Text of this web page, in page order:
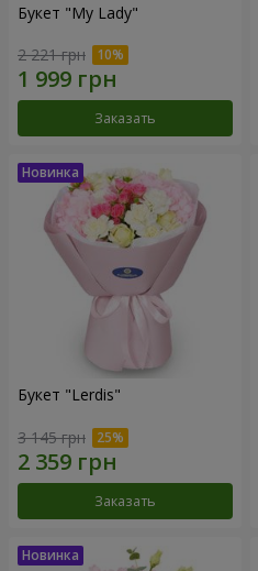
Букет "My Lady"
2 221 грн
Заказать
Букет "Lerdis"
3 145 грн
Заказать